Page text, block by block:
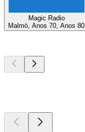
Magic Radio
Malmö, Anos 70, Anos 80